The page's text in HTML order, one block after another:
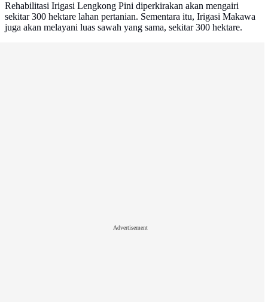
Rehabilitasi Irigasi Lengkong Pini diperkirakan akan mengairi
sekitar 300 hektare lahan pertanian. Sementara itu, Irigasi Makawa
juga akan melayani luas sawah yang sama, sekitar 300 hektare.
Advertisement